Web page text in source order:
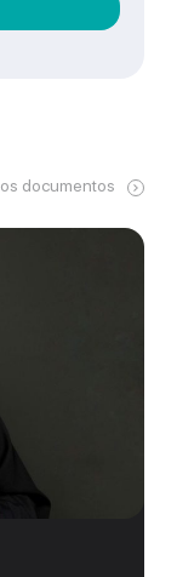
documentos